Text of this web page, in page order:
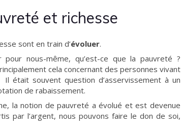
et richesse
sont en train d’évoluer.
nous-même, qu’est-ce que la pauvreté ?
cela concernant des personnes vivant
était souvent question d’asservissement à un
de rabaissement.
la notion de pauvreté a évolué et est devenue
par l’argent, nous pouvons faire le don de soi,